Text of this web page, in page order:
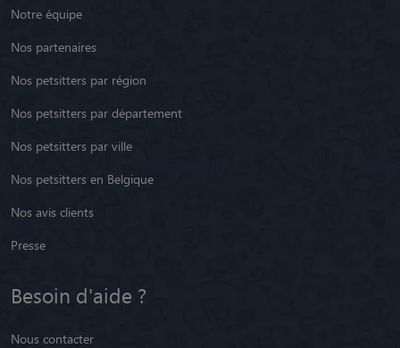
Notre équipe
Nos partenaires
Nos petsitters par région
Nos petsitters par département
Nos petsitters par ville
Nos petsitters en Belgique
Nos avis clients
Presse
Besoin d'aide ?
Nous contacter